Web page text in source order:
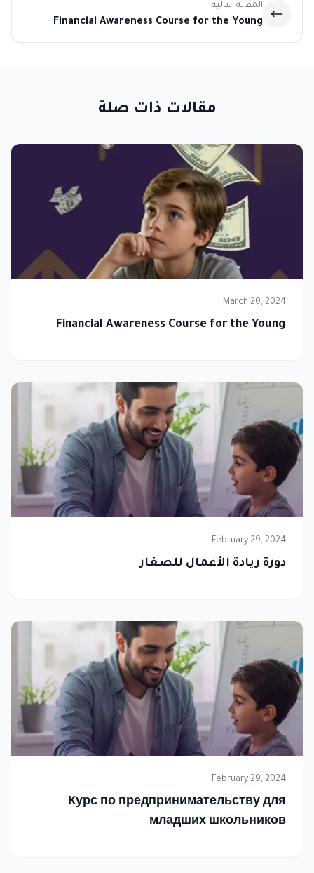
المقالة التالية
Financial Awareness Course for the Young
مقالات ذات صلة
March 20, 2024
Financial Awareness Course for the Young
February 29, 2024
دورة ريادة الأعمال للصغار
February 29, 2024
Курс по предпринимательству для
младших школьников